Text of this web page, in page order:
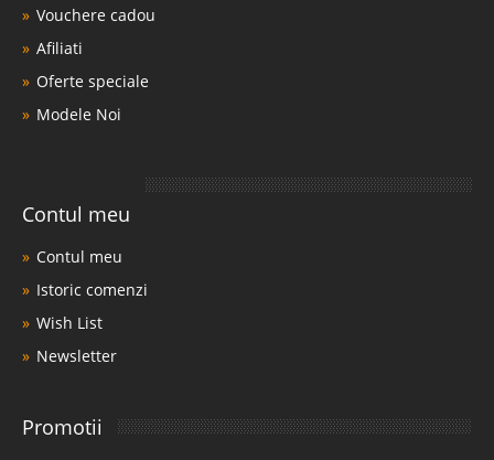
Vouchere cadou
Afiliati
Oferte speciale
Modele Noi
Contul meu
Contul meu
Istoric comenzi
Wish List
Newsletter
Promotii